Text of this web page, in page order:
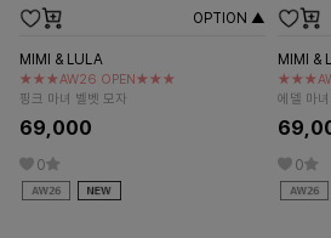
OPTION ▲
MIMI & LULA
★★★AW26 OPEN★★★
핑크 마녀 벨벳 모자
69,000
0
MIMI &
에델 마
0